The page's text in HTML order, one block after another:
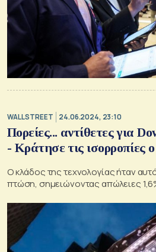
WALL STREET 24.06.2024, 23:10
Πορείες... αντίθετες για
- Κράτησε τις ισορροπίες
Ο κλάδος της τεχνολογίας ήταν
πτώση, σημειώνοντας απώλειες